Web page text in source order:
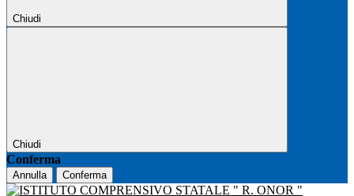
Chiudi
Chiudi
Conferma
Annulla Conferma